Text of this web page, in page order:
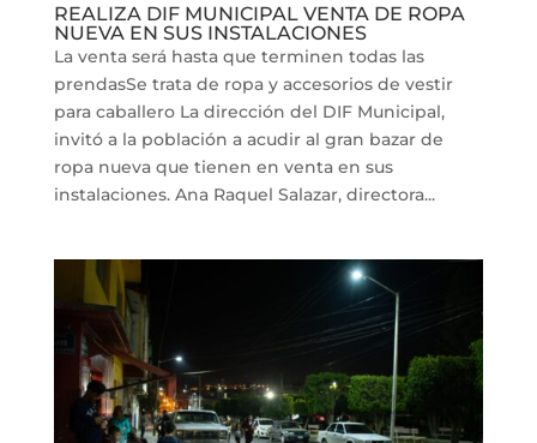
REALIZA DIF MUNICIPAL VENTA DE ROPA
NUEVA EN SUS INSTALACIONES
La venta será hasta que terminen todas las
prendasSe trata de ropa y accesorios de vestir
para caballero La dirección del DIF Municipal,
invitó a la población a acudir al gran bazar de
ropa nueva que tienen en venta en sus
instalaciones. Ana Raquel Salazar, directora...